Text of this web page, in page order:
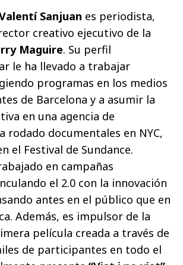
Sanjuan es periodista,
creativo ejecutivo de la
Maguire. Su perfil
le ha llevado a trabajar
programas en los medios
de Barcelona y a asumir la
en una agencia de
rodado documentales en NYC,
el Festival de Sundance.
en campañas
el 2.0 con la innovación
antes en el público que en
Además, es impulsor de la
película creada a través de
de participantes en todo el